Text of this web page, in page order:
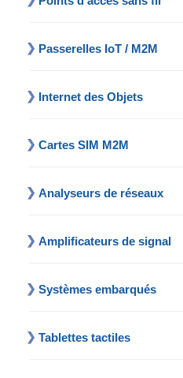
Passerelles IoT / M2M
Internet des Objets
Cartes SIM M2M
Analyseurs de réseaux
Amplificateurs de signal
Systèmes embarqués
Tablettes tactiles